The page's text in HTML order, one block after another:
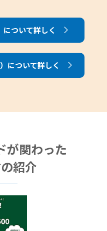
ついて詳しく
について詳しく
が関わった
紹介